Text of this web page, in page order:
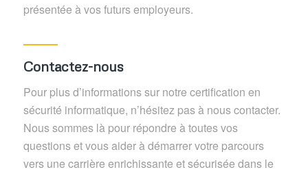
présentée à vos futurs employeurs.
Contactez-nous
Pour plus d’informations sur notre certification en
sécurité informatique, n’hésitez pas à nous contacter.
Nous sommes là pour répondre à toutes vos
questions et vous aider à démarrer votre parcours
vers une carrière enrichissante et sécurisée dans le